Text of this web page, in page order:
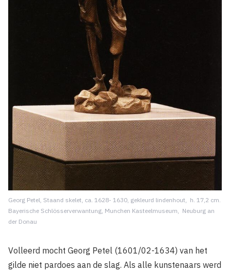
Georg Petel, Staand skelet, ca. 1628- 1630, gekleurd lindenhout, h. 17,2 cm.
Bayerische Schlösserverwantung, Munchen Kasteelmuseum, Neuburg an
der Donau
Volleerd mocht Georg Petel (1601/02-1634) van het
gilde niet pardoes aan de slag. Als alle kunstenaars werd